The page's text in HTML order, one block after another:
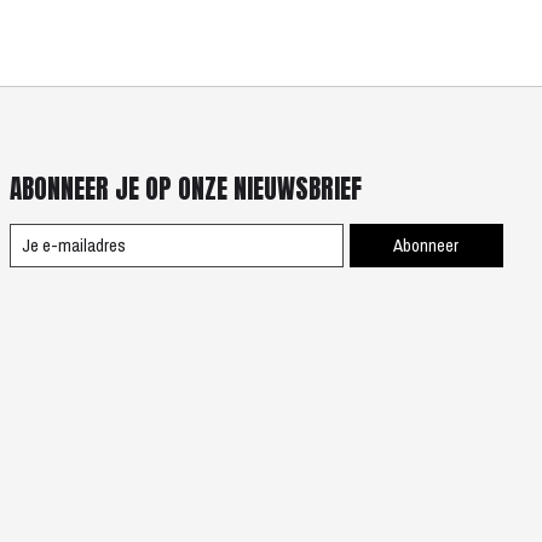
ABONNEER JE OP ONZE NIEUWSBRIEF
Abonneer